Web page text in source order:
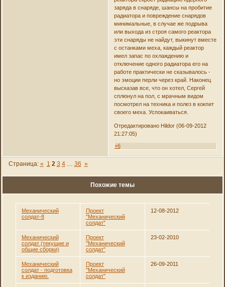
заряда в снаряде, шансы на пробитие
радиатора и повреждение снарядов
минимальные, в случае же подрыва
или выхода из строя самого реактора
эти снаряды не найдут, выкинут вместе
с останками меха, каждый реактор
имел запас по охлаждению и
отключение одного радиатора его на
работе практически не сказывалось -
но эмоции перли через край. Наконец
высказав все, что он хотел, Сергей
сплюнул на пол, с мрачным видом
посмотрел на техника и полез в кокпит
своего меха. Успокаиваться.
Отредактировано Hildor (06-09-2012
21:27:05)
+6
Страница: « 1 2 3 4 … 36 »
Похожие темы
Механический
солдат-8
Проект
"Механический
солдат"
12-08-2012
Механический
солдат (текущие и
общие сборки)
Проект
"Механический
солдат"
23-02-2010
Механический
солдат - подготовка
к изданию.
Проект
"Механический
солдат"
26-09-2011